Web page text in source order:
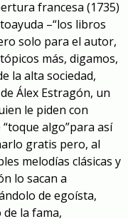
francesa (1735)
–“los libros
solo para el autor,
más, digamos,
la alta sociedad,
de Álex Estragón, un
ien le piden con
algo”para así
gratis pero, al
melodías clásicas y
n lo sacan a
de egoísta,
de la fama,